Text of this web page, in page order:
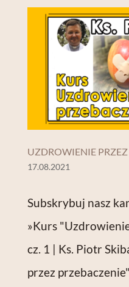
UZDROWIENIE
17.08.2021
Subskrybuj nasz
»Kurs
cz. 1 | Ks. Piotr
przez